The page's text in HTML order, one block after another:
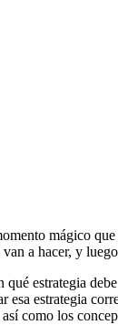
mágico
a hacer, y
estrategia
estrategia
como los